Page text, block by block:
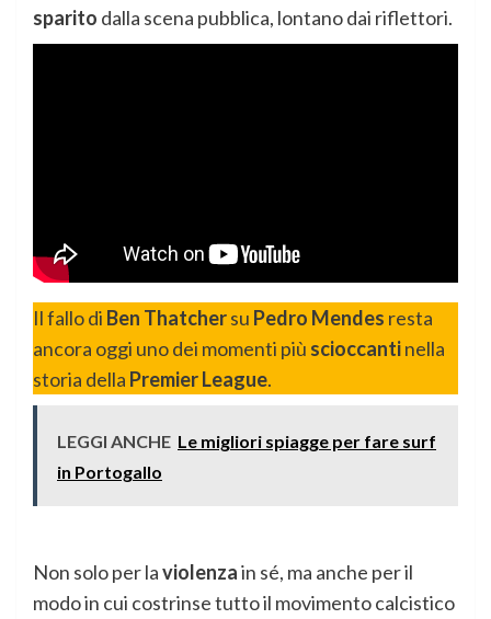
sparito dalla scena pubblica, lontano dai riflettori.
Il fallo di Ben Thatchersu Pedro Mendes resta
ancora oggi uno dei momenti più scioccantinella
storia della Premier League.
LEGGI ANCHE Le migliori spiagge per fare surf
in Portogallo
Non solo per laviolenzain sé, ma anche per il
modo in cui costrinse tutto il movimento calcistico